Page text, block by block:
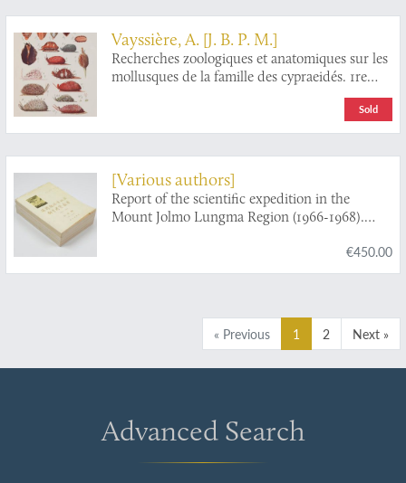
Vayssière, A. [J. B. P. M.]
Recherches zoologiques et anatomiques sur les
mollusques de la famille des cypraeidés. 1re
Sold
[Various authors]
Report of the scientific expedition in the
Mount Jolmo Lungma Region (1966-1968).
€450.00
« Previous 1 2 Next »
Advanced Search